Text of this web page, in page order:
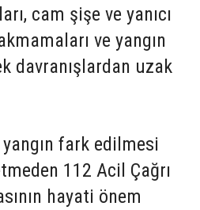
cam şişe ve yanıcı
ve yangın
davranışlardan uzak
fark edilmesi
112 Acil Çağrı
hayati önem